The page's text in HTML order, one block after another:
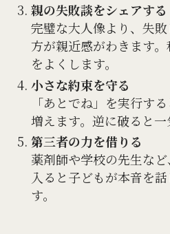
親の失敗談をシェアする
完璧な大人像より、失
方が親近感がわきます
をよくします。
小さな約束を守る
「あとでね」を実行す
増えます。逆に破ると一
第三者の力を借りる
薬剤師や学校の先生な
入ると子どもが本音を
す。